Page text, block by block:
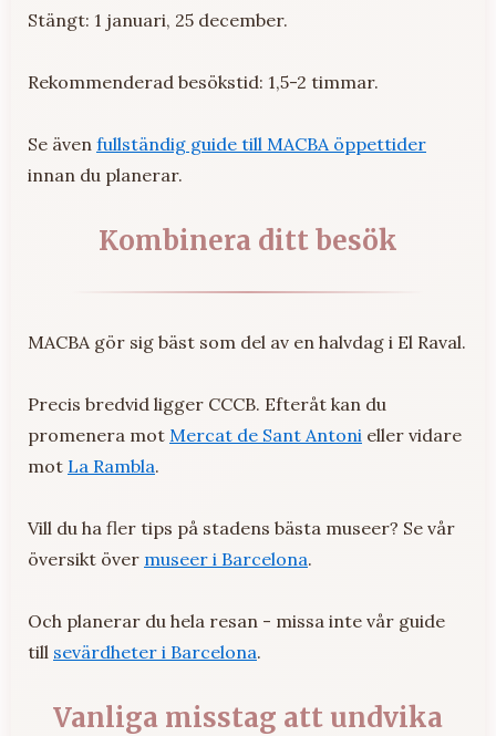
Stängt: 1 januari, 25 december.
Rekommenderad besökstid: 1,5-2 timmar.
Se även fullständig guide till MACBA öppettider
innan du planerar.
Kombinera ditt besök
MACBA gör sig bäst som del av en halvdag i El Raval.
Precis bredvid ligger CCCB. Efteråt kan du
promenera mot Mercat de Sant Antoni eller vidare
mot La Rambla.
Vill du ha fler tips på stadens bästa museer? Se vår
översikt över museer i Barcelona.
Och planerar du hela resan - missa inte vår guide
till sevärdheter i Barcelona.
Vanliga misstag att undvika